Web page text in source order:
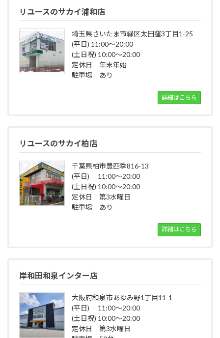
リユースのサカイ浦和店
埼玉県さいたま市緑区太田窪3丁目1-25
(平日) 11:00～20:00
(土日祝) 10:00～20:00
定休日 年末年始
駐車場 あり
詳細はこちら
リユースのサカイ柏店
千葉県柏市豊四季816-13
(平日) 11:00～20:00
(土日祝) 10:00～20:00
定休日 第3水曜日
駐車場 あり
詳細はこちら
岸和田和泉インター店
大阪府和泉市あゆみ野1丁目11-1
(平日) 11:00～20:00
(土日祝) 10:00～20:00
定休日 第3水曜日